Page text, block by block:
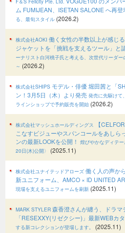
ム FUMIJEAN、ISETAN SALONE へ再登
る、最旬スタイル (2026.2)
株式会社AOKI 働く女性の半数以上が感じ
ジャケットを「挑戦を支えるツール」と
ーナリスト白河桃子氏と考える、次世代リーダ
～ (2026.2)
株式会社SHIPS モデル・俳優 堀田茜と「
ン！3月5日（木）より発売 発売に先駆けて
ラインショップで予約販売を開始 (2026.2)
株式会社マッシュホールディングス
【
こなすビジューやスパンコールをあしら
ンの最新LOOKを公開！ 煌びやかなディテ
20日(木)公開〉
(2025.11)
株式会社ユナイテッドアローズ 働く人の声か
新ユニフォーム、AMCO × ID UNITED
現場を支えるユニフォームを刷新 (2025.11)
MARK STYLER 森香澄さんが纏う、ドラマ
「RESEXXY(リゼクシー)」最新WEBカ
する新コレクションが登場します。
(2025.11)